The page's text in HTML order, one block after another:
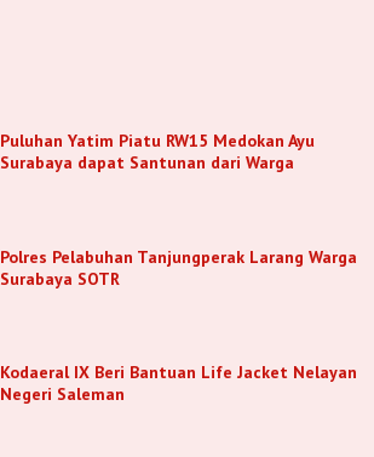
Puluhan Yatim Piatu RW15 Medokan Ayu
Surabaya dapat Santunan dari Warga
Polres Pelabuhan Tanjungperak Larang Warga
Surabaya SOTR
Kodaeral IX Beri Bantuan Life Jacket Nelayan
Negeri Saleman